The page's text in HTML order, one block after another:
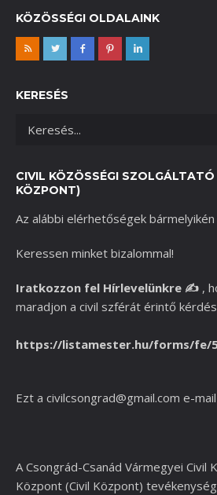
KÖZÖSSÉGI OLDALAINK
KERESÉS
CIVIL KÖZÖSSÉGI
KÖZPONT)
Az alábbi elérhetőségek
Keressen minket bizalommal!
Iratkozzon fel Hírlevelünkre ✍️ ,
maradjon a civil szférát érintő
https://listamester.hu/forms/fe/
Ezt a civilcsongrad@gmail.com e-
A Csongrád-Csanád Vármegyei Civil
Központ (Civil Központ)